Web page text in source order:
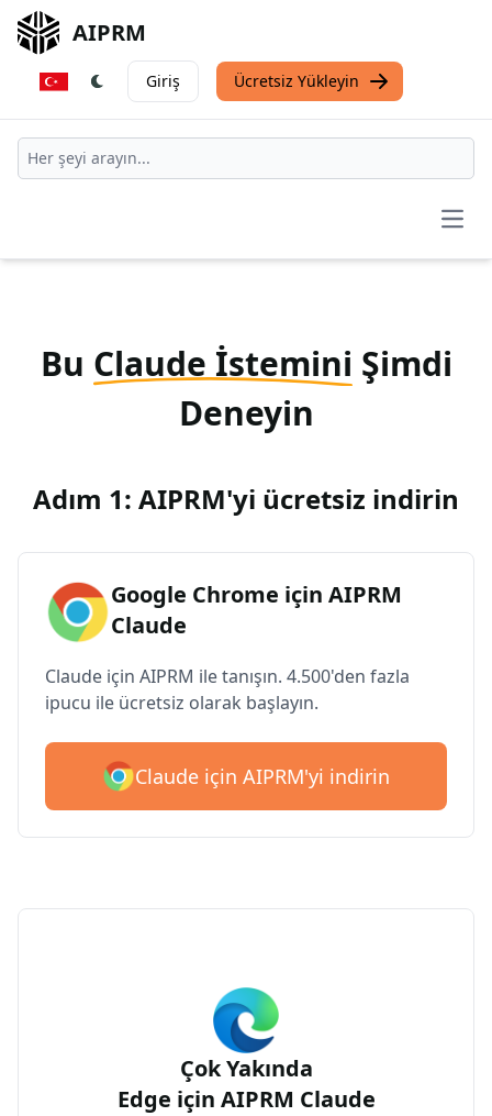
AIPRM
Giriş Ücretsiz Yükleyin
Bu Claude İstemini Şimdi
Deneyin
Adım 1: AIPRM'yi ücretsiz indirin
Google Chrome için AIPRM
Claude
Claude için AIPRM ile tanışın. 4.500'den fazla
ipucu ile ücretsiz olarak başlayın.
Claude için AIPRM'yi indirin
Çok Yakında
Edge için AIPRM Claude